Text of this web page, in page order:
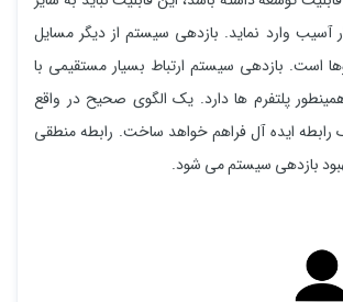
آسیب وارد نماید. بازدهی سیستم از دیگر مسایل
است. بازدهی سیستم ارتباط بسیار مستقیمی با
پلتفرم ها دارد. یک الگوی صحیح در واقع
ایده آل فراهم خواهد ساخت. رابطه منطقی
بازدهی سیستم می شود.